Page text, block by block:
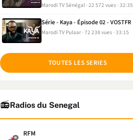
Marodi TV Sénégal 22 572 vues 32:35
Série - Kaya - Épisode 02 - VOSTFR
Marodi TV Pulaar 72 238 vues 33:15
TOUTES LES SERIES
📻Radios du Senegal
RFM